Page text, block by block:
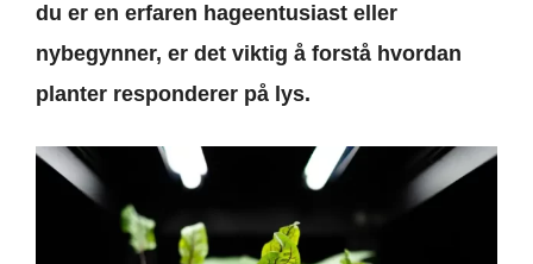
du er en erfaren hageentusiast eller
nybegynner, er det viktig å forstå hvordan
planter responderer på lys.